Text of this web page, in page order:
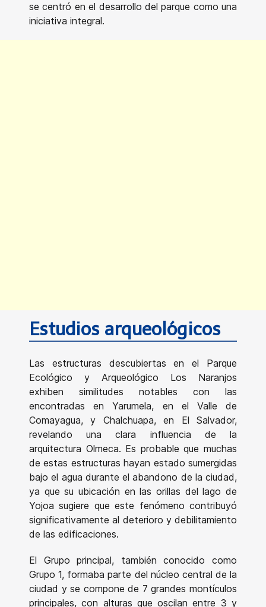
se centró en el desarrollo del parque como una
iniciativa integral.
Estudios arqueológicos
Las estructuras descubiertas en el Parque
Ecológico y Arqueológico Los Naranjos
exhiben similitudes notables con las
encontradas en Yarumela, en el Valle de
Comayagua, y Chalchuapa, en El Salvador,
revelando una clara influencia de la
arquitectura Olmeca. Es probable que muchas
de estas estructuras hayan estado sumergidas
bajo el agua durante el abandono de la ciudad,
ya que su ubicación en las orillas del lago de
Yojoa sugiere que este fenómeno contribuyó
significativamente al deterioro y debilitamiento
de las edificaciones.
El Grupo principal, también conocido como
Grupo 1, formaba parte del núcleo central de la
ciudad y se compone de 7 grandes montículos
principales, con alturas que oscilan entre 3 y